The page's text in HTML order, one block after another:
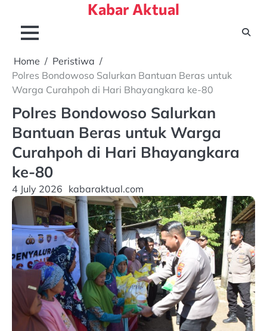
content
Kabar Aktual
Home
Peristiwa
Polres Bondowoso Salurkan Bantuan Beras untuk
Warga Curahpoh di Hari Bhayangkara ke-80
Polres Bondowoso Salurkan
Bantuan Beras untuk Warga
Curahpoh di Hari Bhayangkara
ke-80
4 July 2026 kabaraktual.com